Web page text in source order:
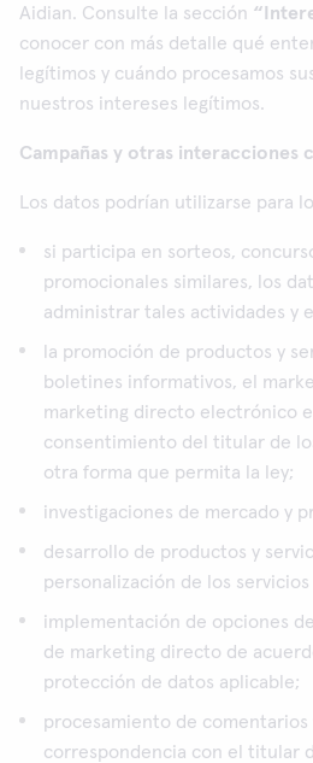
Aidian. Consulte la sección
conocer con más detalle qué
legítimos y cuándo procesamos
nuestros intereses legítimos.
Campañas y otras interacciones
Los datos podrían utilizarse para
si participa en sorteos,
promocionales similares, los
administrar tales actividades y
la promoción de productos y
boletines informativos, el
marketing directo electrónico
consentimiento del titular de
otra forma que permita la ley;
investigaciones de mercado y
desarrollo de productos y
personalización de los
implementación de opciones
de marketing directo de
protección de datos aplicable;
procesamiento de
correspondencia con el titular